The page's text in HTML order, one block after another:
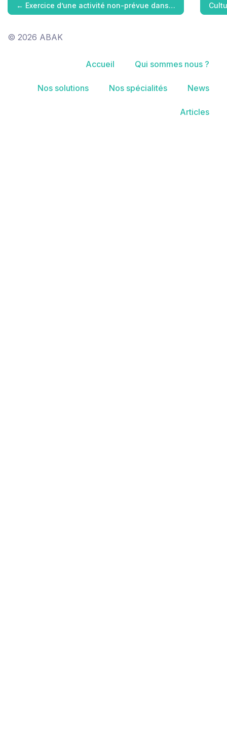
← Exercice d’une activité non-prévue dans…
© 2026 ABAK
Accueil Qui sommes nous ?
Nos solutions Nos spécialités News
Articles